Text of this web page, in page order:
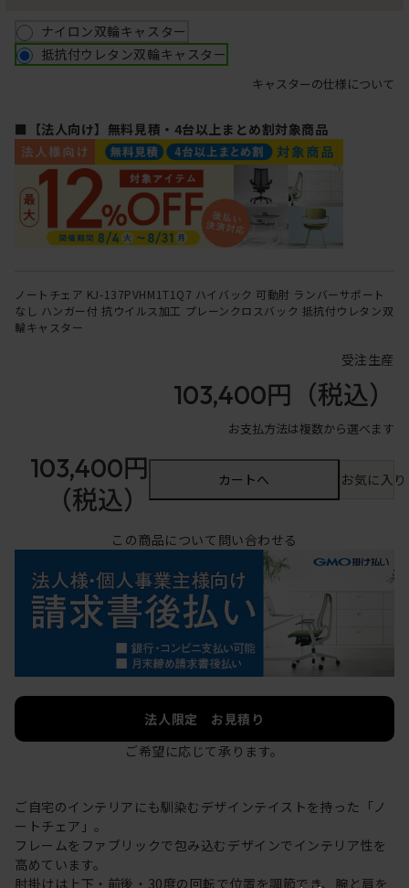
ナイロン双輪キャスター
抵抗付ウレタン双輪キャスター
キャスターの仕様について
■【法人向け】無料見積・4台以上まとめ割対象商品
ノートチェア KJ-137PVHM1T1Q7 ハイバック 可動肘 ランバーサポート
なし ハンガー付 抗ウイルス加工 プレーンクロスバック 抵抗付ウレタン双
輪キャスター
受注生産
103,400円 （税込）
お支払方法は複数から選べます
103,400円
（税込）
カートへ お気に入
この商品について問い合わせる
法人限定 お見積り
ご希望に応じて承ります。
ご自宅のインテリアにも馴染むデザインテイストを持った「ノ
ートチェア」。
フレームをファブリックで包み込むデザインでインテリア性を
高めています。
肘掛けは上下・前後・30度の回転で位置を調節でき、腕と肩を